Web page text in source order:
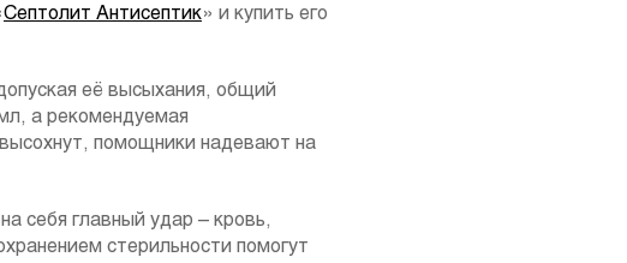
Септолит Антисептик» и купить его
её высыхания, общий
а рекомендуемая
помощники надевают на
себя главный удар – кровь,
стерильности помогут